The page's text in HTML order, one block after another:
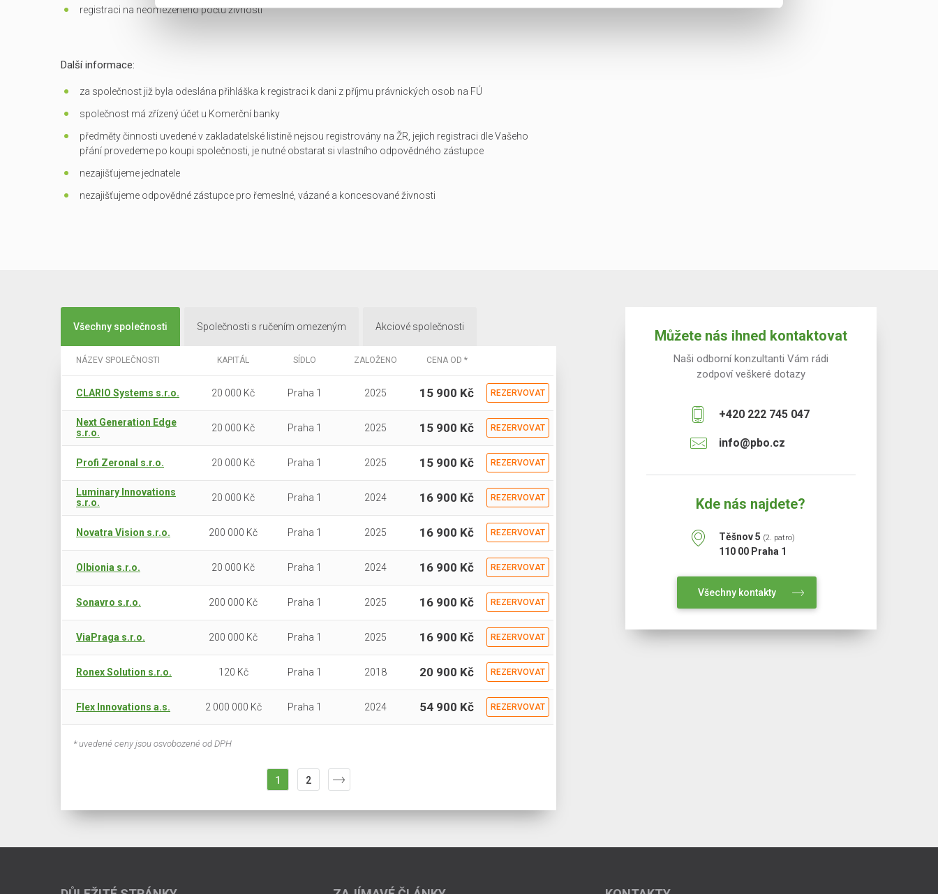
registraci na neomezeného počtu živností
Další informace:
za společnost již byla odeslána přihláška k registraci k dani z příjmu právnických osob na FÚ
společnost má zřízený účet u Komerční banky
předměty činnosti uvedené v zakladatelské listině nejsou registrovány na ŽR, jejich registraci dle Vašeho
přání provedeme po koupi společnosti, je nutné obstarat si vlastního odpovědného zástupce
nezajišťujeme jednatele
nezajišťujeme odpovědné zástupce pro řemeslné, vázané a koncesované živnosti
Všechny společnosti Společnosti s ručením omezeným Akciové společnosti
NÁZEV SPOLEČNOSTI KAPITÁL SÍDLO ZALOŽENO CENA OD *
CLARIO Systems s.r.o. 20 000 Kč Praha 1 2025 15 900 Kč REZERVOVAT
Next Generation Edge
s.r.o.
20 000 Kč Praha 1 2025 15 900 Kč REZERVOVAT
Profi Zeronal s.r.o. 20 000 Kč Praha 1 2025 15 900 Kč REZERVOVAT
Luminary Innovations
s.r.o.
20 000 Kč Praha 1 2024 16 900 Kč REZERVOVAT
Novatra Vision s.r.o. 200 000 Kč Praha 1 2025 16 900 Kč REZERVOVAT
Olbionia s.r.o. 20 000 Kč Praha 1 2024 16 900 Kč REZERVOVAT
Sonavro s.r.o. 200 000 Kč Praha 1 2025 16 900 Kč REZERVOVAT
ViaPraga s.r.o. 200 000 Kč Praha 1 2025 16 900 Kč REZERVOVAT
Ronex Solution s.r.o. 120 Kč Praha 1 2018 20 900 Kč REZERVOVAT
Flex Innovations a.s. 2 000 000 Kč Praha 1 2024 54 900 Kč REZERVOVAT
* uvedené ceny jsou osvobozené od DPH
1 2
Můžete nás ihned kontaktovat
Naši odborní konzultanti Vám rádi
zodpoví veškeré dotazy
+420 222 745 047
info@pbo.cz
Kde nás najdete?
Těšnov 5 (2. patro)
110 00 Praha 1
Všechny kontakty